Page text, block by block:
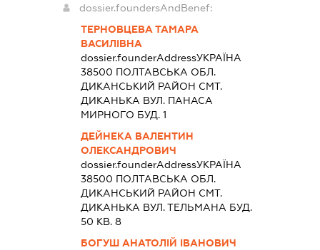
dossier.foundersAndBenef:
ТЕРНОВЦЕВА ТАМАРА
ВАСИЛІВНА
dossier.founderAddressУКРАЇНА
38500 ПОЛТАВСЬКА ОБЛ.
ДИКАНСЬКИЙ РАЙОН СМТ.
ДИКАНЬКА ВУЛ. ПАНАСА
МИРНОГО БУД. 1
ДЕЙНЕКА ВАЛЕНТИН
ОЛЕКСАНДРОВИЧ
dossier.founderAddressУКРАЇНА
38500 ПОЛТАВСЬКА ОБЛ.
ДИКАНСЬКИЙ РАЙОН СМТ.
ДИКАНЬКА ВУЛ. ТЕЛЬМАНА БУД.
50 КВ. 8
БОГУШ АНАТОЛІЙ ІВАНОВИЧ